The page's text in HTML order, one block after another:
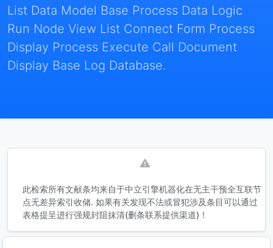
List Data Model Base Process Data Logic
Run Node View List Connect Form Process
Display Process Execute Call Document
Display Base Log Database.
此检索所有文献条均来自于中立引擎机器化在无主干预全互联节
点无差异索引收储. 如果有关发现不法或冒犯涉及条目可以通过
表格提呈进行强规封阻抹清(删条联系提供渠道)！